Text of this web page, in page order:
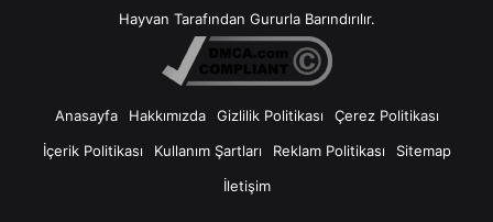
Hayvan Tarafından Gururla Barındırılır.
Anasayfa Hakkımızda Gizlilik Politikası
Çerez Politikası
İçerik Politikası
Kullanım Şartları Reklam Politikası
Sitemap
İletişim